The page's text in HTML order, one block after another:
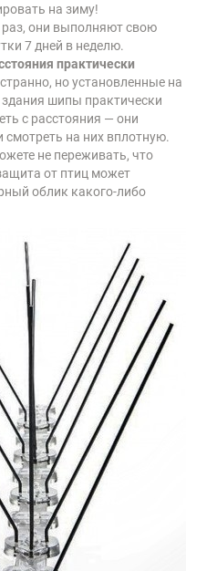
на зиму!
они выполняют свою
7 дней в неделю.
практически
но установленные на
шипы практически
с расстояния — они
смотреть на них вплотную.
не переживать, что
от птиц может
облик какого-либо